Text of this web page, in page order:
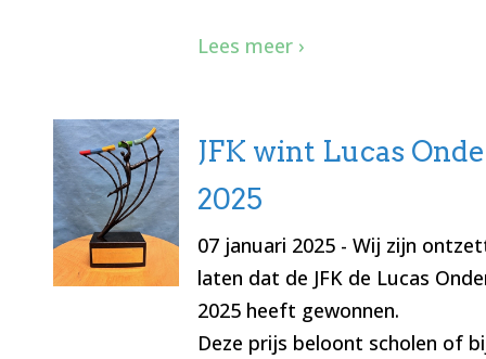
Lees meer ›
JFK wint Lucas
2025
07 januari 2025- Wij zijn
laten dat de JFK de Lucas
2025 heeft gewonnen.
Deze prijs beloont scholen of